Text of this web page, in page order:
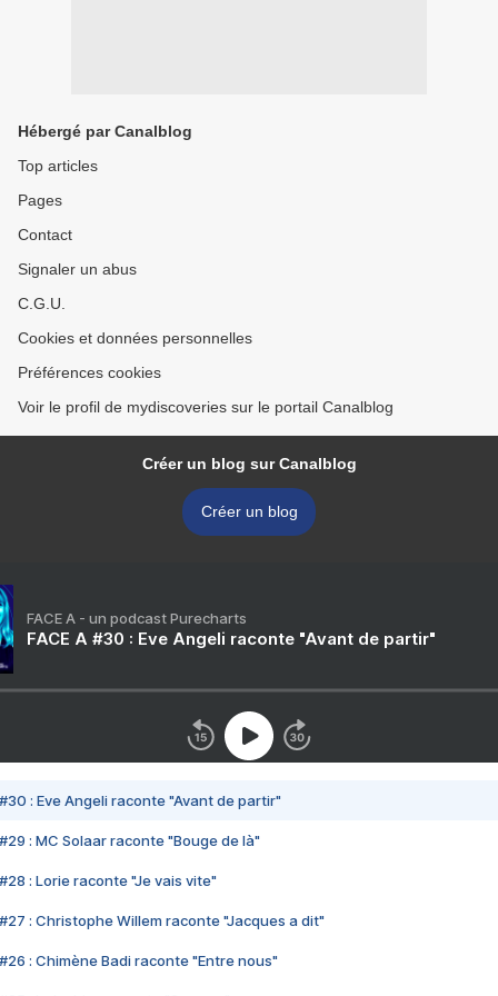
Hébergé par Canalblog
Top articles
Pages
Contact
Signaler un abus
C.G.U.
Cookies et données personnelles
Préférences cookies
Voir le profil de mydiscoveries sur le portail Canalblog
Créer un blog sur Canalblog
Créer un blog
FACE A - un podcast Purecharts
FACE A #30 : Eve Angeli raconte "Avant de partir"
#30 : Eve Angeli raconte "Avant de partir"
#29 : MC Solaar raconte "Bouge de là"
#28 : Lorie raconte "Je vais vite"
#27 : Christophe Willem raconte "Jacques a dit"
#26 : Chimène Badi raconte "Entre nous"